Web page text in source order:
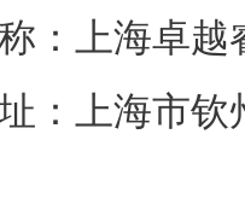
：上海卓
：上海市钦